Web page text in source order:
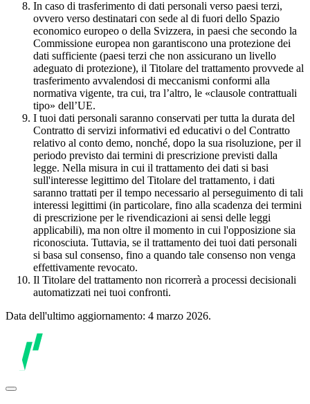
In caso di trasferimento di dati personali verso paesi terzi,
ovvero verso destinatari con sede al di fuori dello Spazio
economico europeo o della Svizzera, in paesi che secondo la
Commissione europea non garantiscono una protezione dei
dati sufficiente (paesi terzi che non assicurano un livello
adeguato di protezione), il Titolare del trattamento provvede al
trasferimento avvalendosi di meccanismi conformi alla
normativa vigente, tra cui, tra l’altro, le «clausole contrattuali
tipo» dell’UE.
I tuoi dati personali saranno conservati per tutta la durata del
Contratto di servizi informativi ed educativi o del Contratto
relativo al conto demo, nonché, dopo la sua risoluzione, per il
periodo previsto dai termini di prescrizione previsti dalla
legge. Nella misura in cui il trattamento dei dati si basi
sull'interesse legittimo del Titolare del trattamento, i dati
saranno trattati per il tempo necessario al perseguimento di tali
interessi legittimi (in particolare, fino alla scadenza dei termini
di prescrizione per le rivendicazioni ai sensi delle leggi
applicabili), ma non oltre il momento in cui l'opposizione sia
riconosciuta. Tuttavia, se il trattamento dei tuoi dati personali
si basa sul consenso, fino a quando tale consenso non venga
effettivamente revocato.
Il Titolare del trattamento non ricorrerà a processi decisionali
automatizzati nei tuoi confronti.
Data dell'ultimo aggiornamento: 4 marzo 2026.